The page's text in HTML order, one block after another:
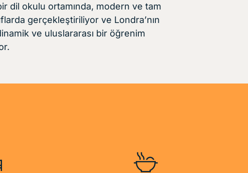
dil okulu ortamında, modern ve tam
gerçekleştiriliyor ve Londra’nın
ve uluslararası bir öğrenim